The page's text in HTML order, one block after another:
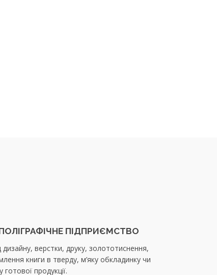
ПІДПРИЄМСТВО
верстки, друку, золототиснення,
книги в тверду, м’яку обкладинку чи
продукції.